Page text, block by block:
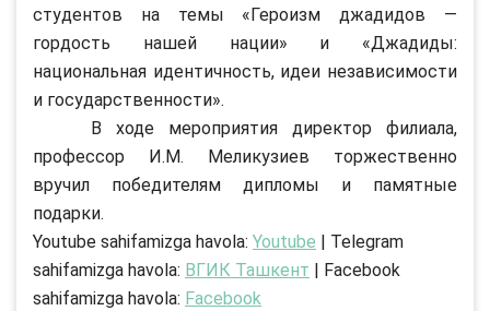
студентов на темы «Героизм джадидов —
гордость нашей нации» и «Джадиды:
национальная идентичность, идеи независимости
и государственности».
В ходе мероприятия директор филиала,
профессор И.М. Меликузиев торжественно
вручил победителям дипломы и памятные
подарки.
Youtube sahifamizga havola: Youtube | Telegram
sahifamizga havola: ВГИК Ташкент | Facebook
sahifamizga havola: Facebook